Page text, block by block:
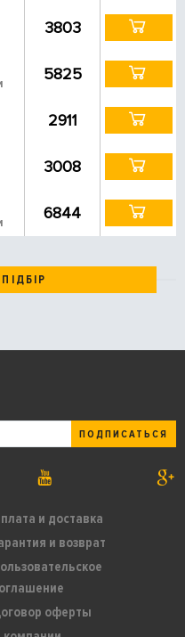
3803
5825
2911
3008
6844
и доставка
и возврат
оферты
ПОДПИСАТЬСЯ